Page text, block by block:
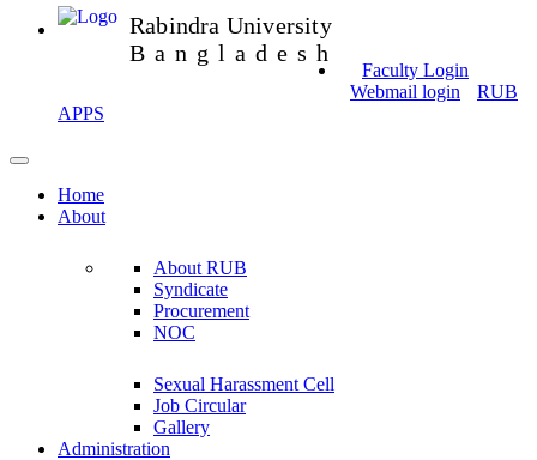
Rabindra University
Bangladesh
Faculty Login
Webmail login
RUB
APPS
Home
About
About RUB
Syndicate
Procurement
NOC
Sexual Harassment Cell
Job Circular
Gallery
Administration